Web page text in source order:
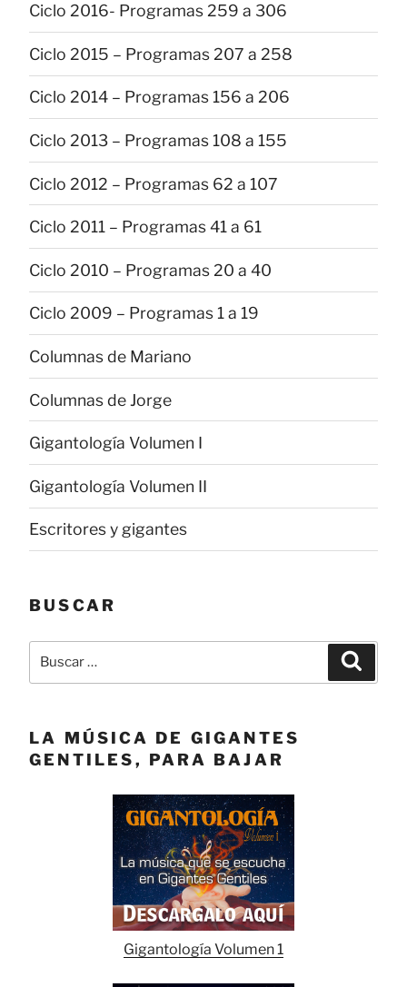
Ciclo 2016- Programas 259 a 306
Ciclo 2015 – Programas 207 a 258
Ciclo 2014 – Programas 156 a 206
Ciclo 2013 – Programas 108 a 155
Ciclo 2012 – Programas 62 a 107
Ciclo 2011 – Programas 41 a 61
Ciclo 2010 – Programas 20 a 40
Ciclo 2009 – Programas 1 a 19
Columnas de Mariano
Columnas de Jorge
Gigantología Volumen I
Gigantología Volumen II
Escritores y gigantes
BUSCAR
Buscar
LA MÚSICA DE GIGANTES
GENTILES, PARA BAJAR
Gigantología Volumen 1